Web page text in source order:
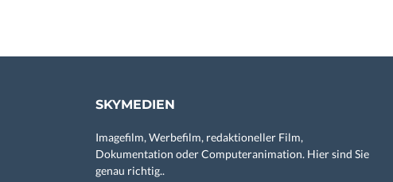
SKYMEDIEN
Imagefilm, Werbefilm, redaktioneller Film,
Dokumentation oder Computeranimation. Hier sind Sie
genau richtig..